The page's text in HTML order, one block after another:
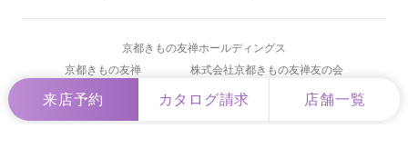
来店予約 カタログ請求 店舗一覧
九州
京都きもの友禅ホールディングス
京都きもの友禅
株式会社京都きもの友禅友の会